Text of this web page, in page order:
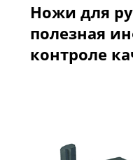
Ножи для
полезная
контроле